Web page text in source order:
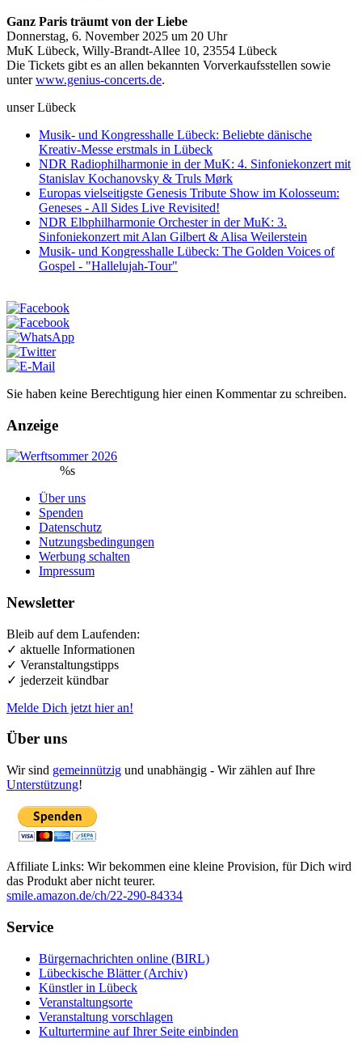
Ganz Paris träumt von der Liebe
Donnerstag, 6. November 2025 um 20 Uhr
MuK Lübeck, Willy-Brandt-Allee 10, 23554 Lübeck
Die Tickets gibt es an allen bekannten Vorverkaufsstellen sowie
unterwww.genius-concerts.de.
unser Lübeck
Musik- und Kongresshalle Lübeck: Beliebte dänische
Kreativ-Messe erstmals in Lübeck
NDR Radiophilharmonie in der MuK: 4. Sinfoniekonzert mit
Stanislav Kochanovsky & Truls Mørk
Europas vielseitigste Genesis Tribute Show im Kolosseum:
Geneses - All Sides Live Revisited!
NDR Elbphilharmonie Orchester in der MuK: 3.
Sinfoniekonzert mit Alan Gilbert & Alisa Weilerstein
Musik- und Kongresshalle Lübeck: The Golden Voices of
Gospel - "Hallelujah-Tour"
Sie haben keine Berechtigung hier einen Kommentar zu schreiben.
Anzeige
%s
Über uns
Spenden
Datenschutz
Nutzungsbedingungen
Werbung schalten
Impressum
Newsletter
Bleib auf dem Laufenden:
✓ aktuelle Informationen
✓ Veranstaltungstipps
✓ jederzeit kündbar
Melde Dich jetzt hier an!
Über uns
Wir sind gemeinnützig und unabhängig - Wir zählen auf Ihre
Unterstützung!
Affiliate Links: Wir bekommen eine kleine Provision, für Dich wird
das Produkt aber nicht teurer.
smile.amazon.de/ch/22-290-84334
Service
Bürgernachrichten online (BIRL)
Lübeckische Blätter (Archiv)
Künstler in Lübeck
Veranstaltungsorte
Veranstaltung vorschlagen
Kulturtermine auf Ihrer Seite einbinden